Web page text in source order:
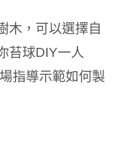
木，可以選擇自
苔球DIY一人
指導示範如何製